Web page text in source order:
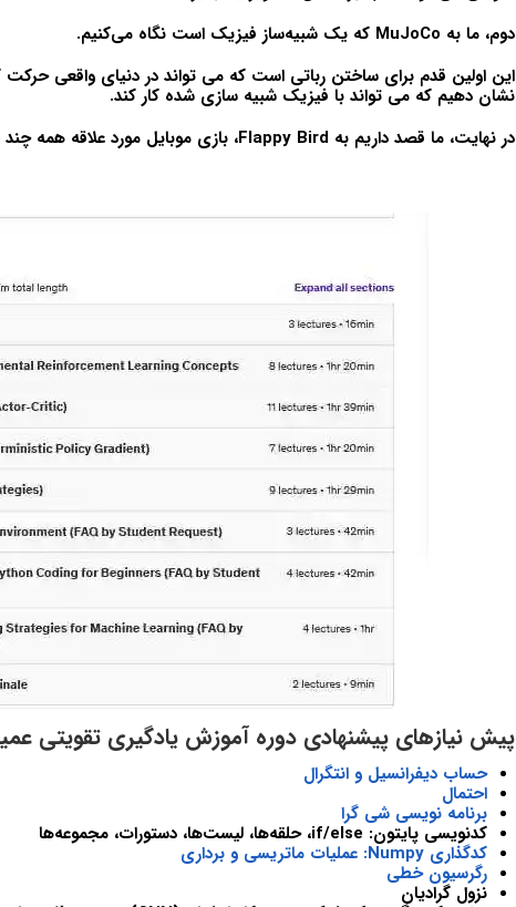
دوم، ما به MuJoCo که یک شبیه‌ساز فیزیک است نگاه می‌کنیم.
این اولین قدم برای ساختن رباتی است که می تواند در دنیای واقعی حرکت
نشان دهیم که می تواند با فیزیک شبیه سازی شده کار کند.
در نهایت، ما قصد داریم به Flappy Bird، بازی موبایل مورد علاقه همه چند سال پیش نگاه کنیم.
پیش نیازهای پیشنهادی دوره آموزش یادگیری تقویتی
حساب دیفرانسیل و انتگرال
احتمال
برنامه نویسی شی گرا
کدنویسی پایتون: if/else، حلقه‌ها، لیست‌ها، دستورات، مجموعه‌ها
کدگذاری Numpy: عملیات ماتریسی و برداری
رگرسیون خطی
نزول گرادیان